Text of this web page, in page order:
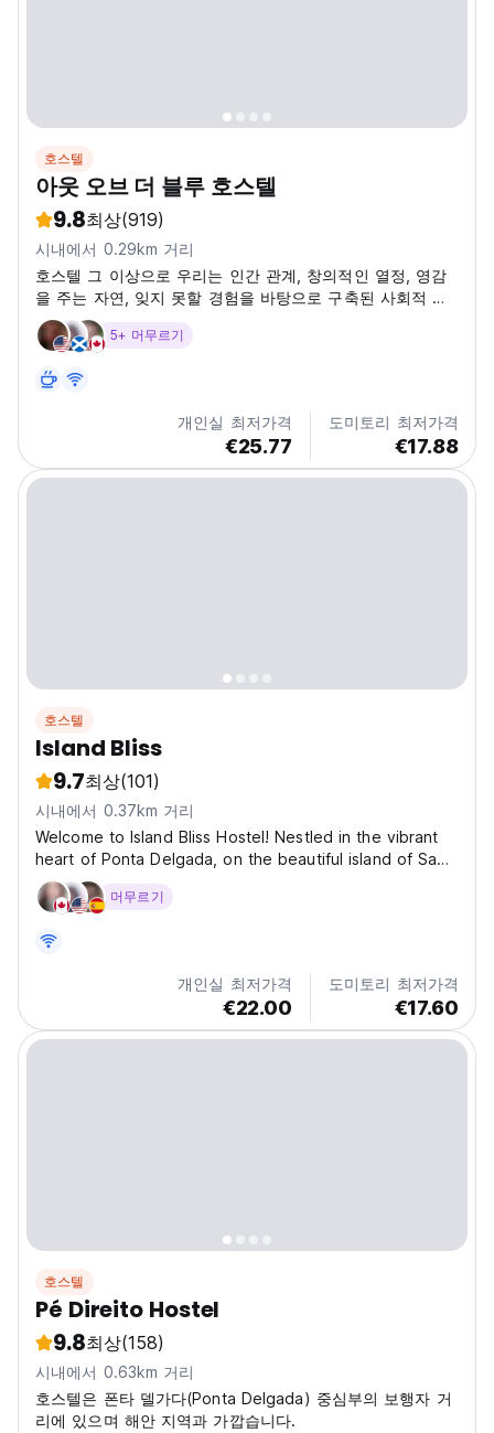
호스텔
아웃 오브 더 블루 호스텔
9.8최상(919)
시내에서 0.29km 거리
호스텔 그 이상으로 우리는 인간 관계, 창의적인 열정, 영감
을 주는 자연, 잊지 못할 경험을 바탕으로 구축된 사회적 오
아시스입니다!
5+ 머무르기
개인실 최저가격
€25.77
도미토리 최저가격
€17.88
호스텔
Island Bliss
9.7최상(101)
시내에서 0.37km 거리
Welcome to Island Bliss Hostel! Nestled in the vibrant
heart of Ponta Delgada, on the beautiful island of Sao
Miguel, Island Bliss Hostel is the perfect destination for
travelers seeking a delightful and unforgettable stay in
머무르기
개인실 최저가격
€22.00
도미토리 최저가격
€17.60
호스텔
Pé Direito Hostel
9.8최상(158)
시내에서 0.63km 거리
호스텔은 폰타 델가다(Ponta Delgada) 중심부의 보행자 거
리에 있으며 해안 지역과 가깝습니다.